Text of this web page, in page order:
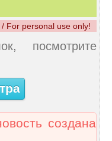
/ For personal use only!
посмотрите
создана